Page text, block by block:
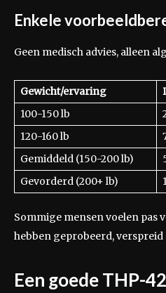
Enkele
Geen medisch advies, alleen
Gewicht/ervaring
100-150 lb
120-160 lb
Gemiddeld (150-200 lb)
Gevorderd (200+ lb)
Sommige mensen voelen pas
hebben geprobeerd, verspreid
Een goede THP-